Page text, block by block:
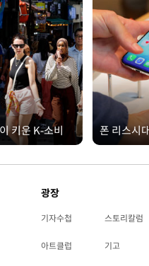
키운 K-소비 폰 리스시
광장
기자수첩 스토리칼럼
아트클럽 기고